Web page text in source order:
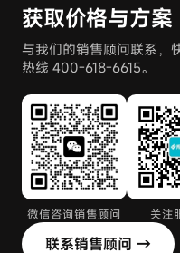
获取价格与方案
与我们的销售顾问联系，
热线 400-618-6615。
微信咨询销售顾问 关注
联系销售顾问 →